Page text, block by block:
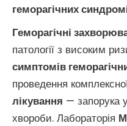
геморагічних
Геморагічні
патології з високим
симптомів
проведення
лікування — запорука
хвороби. Лабораторія